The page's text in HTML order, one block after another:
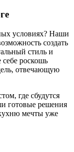
условиях? Наши
создать
стиль и
себе роскошь
отвечающую
где сбудутся
готовые решения
мечты уже